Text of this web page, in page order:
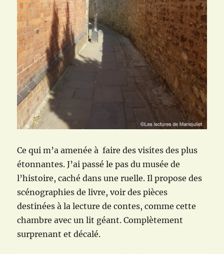
Ce qui m’a amenée à faire des visites des plus
étonnantes. J’ai passé le pas du musée de
l’histoire, caché dans une ruelle. Il propose des
scénographies de livre, voir des pièces
destinées à la lecture de contes, comme cette
chambre avec un lit géant. Complètement
surprenant et décalé.